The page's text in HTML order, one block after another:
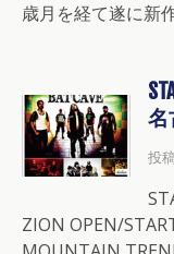
歳月を経て遂に新
名
投
ZION OPEN/